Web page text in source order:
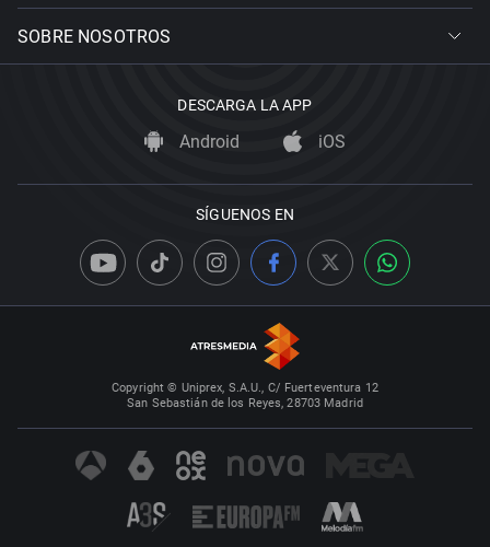
SOBRE NOSOTROS
DESCARGA LA APP
Android iOS
SÍGUENOS EN
Copyright © Uniprex, S.A.U., C/ Fuerteventura 12
San Sebastián de los Reyes, 28703 Madrid